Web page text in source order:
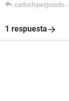
carloslopezjurado -
1 respuesta